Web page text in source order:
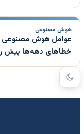
هوش مصنوعی
عوامل هوش مصنوعی
خطاهای دهه‌ها پیش